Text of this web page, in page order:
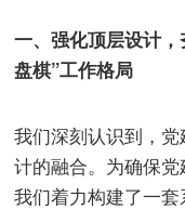
一、强化顶层设计
盘棋”工作格局
我们深刻认识到，
计的融合。为确保党
我们着力构建了一